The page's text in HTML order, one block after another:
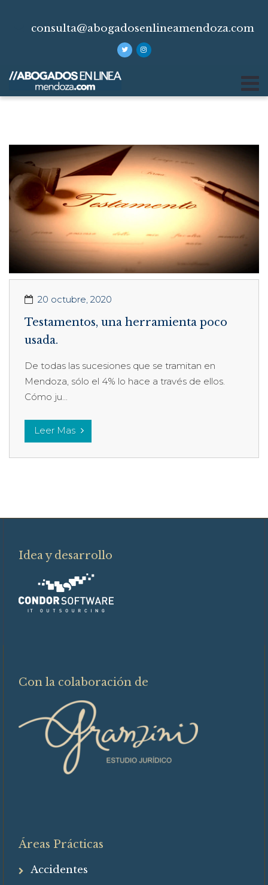
consulta@abogadosenlineamendoza.com
20 octubre, 2020
Testamentos, una herramienta poco
usada.
De todas las sucesiones que se tramitan en
Mendoza, sólo el 4% lo hace a través de ellos.
Cómo ju...
Leer Mas
Idea y desarrollo
Con la colaboración de
Áreas Prácticas
Accidentes